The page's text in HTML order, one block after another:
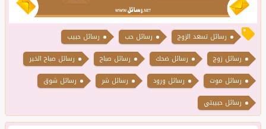
رسائل تسعد الزوج رسائل حب
رسائل حبيب
رسائل زوج
رسائل ضحك رسائل صباح
رسائل صباح الخير
رسائل موت
رسائل ورود رسائل شر
رسائل شوق
رسائل حبيبتي